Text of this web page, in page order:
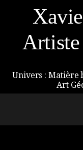
Univers : Matière
Art